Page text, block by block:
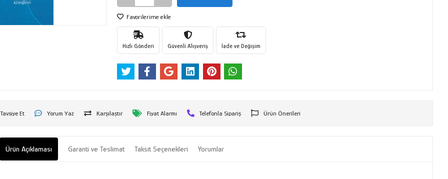
Favorilerime ekle
Hızlı Gönderi Güvenli Alışveriş İade ve Değişim
Tavsiye Et Yorum Yaz Karşılaştır Fiyat Alarmı Telefonla Sipariş Ürün Önerileri
Ürün Açıklaması Garanti ve Teslimat Taksit Seçenekleri Yorumlar